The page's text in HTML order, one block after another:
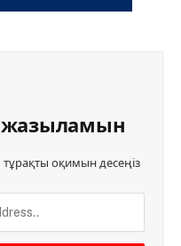
жазыламын
оқимын десеңіз